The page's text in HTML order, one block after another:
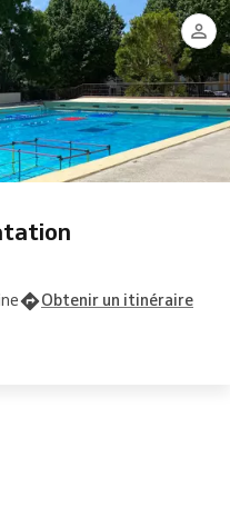
Obtenir un itinéraire